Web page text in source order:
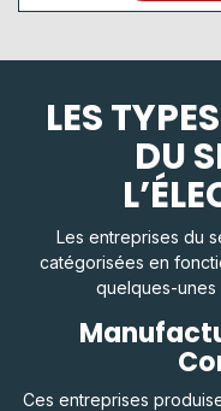
LES
DU
Les entreprises du
catégorisées en
quelques-
Ces entreprises